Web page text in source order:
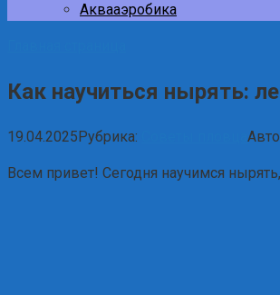
Аквааэробика
Как научиться нырять:
19.04.2025Рубрика:
Всем привет! Сегодня научимся